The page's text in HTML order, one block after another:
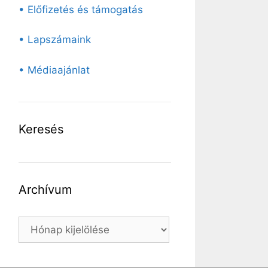
• Előfizetés és támogatás
• Lapszámaink
• Médiaajánlat
Keresés
Archívum
Archívum